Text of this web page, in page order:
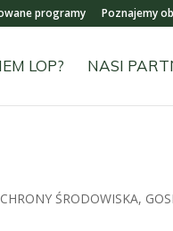
programy Poznajemy
LOP? NASI
ŚRODOWISKA,